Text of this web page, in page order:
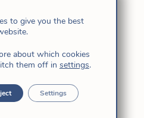
2020 年 10 月開始的反
的又一步，將我們從上一
付諸實踐，並被視為聖靈
活在我們在場的每一個地
軍任命了一個團隊，
，直接參與青年事工：
to give you the best
about which cookies
them off in settings.
Settings